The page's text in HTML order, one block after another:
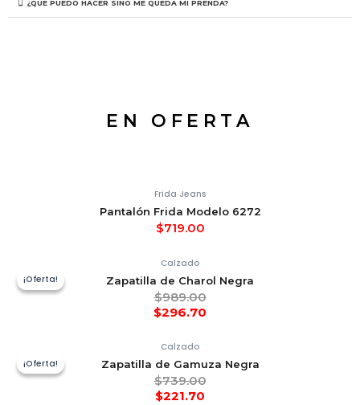
¿QUÉ PUEDO HACER SINO ME QUEDA MI PRENDA?
EN OFERTA
Frida Jeans
Pantalón Frida Modelo 6272
$719.00
¡Oferta!
¡Oferta!
Calzado
Zapatilla de Charol Negra
$989.00
$296.70
¡Oferta!
¡Oferta!
Calzado
Zapatilla de Gamuza Negra
$739.00
$221.70